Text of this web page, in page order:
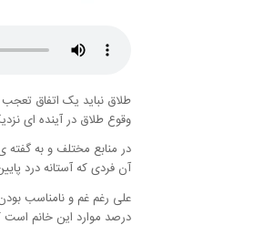
طلاق نباید یک اتفاق
وقوع طلاق در آینده ای
در منابع مختلف و به گفته
آن فردی که آستانه درد
علی رغم غم و نامناسب
درصد موارد این خانم